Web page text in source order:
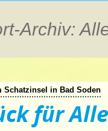
Archiv:
Schatzinsel in Bad Soden
für